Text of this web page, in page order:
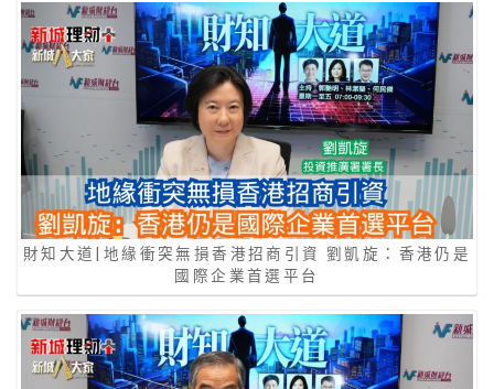
財知大道|地緣衝突無損香港招商引資 劉凱旋：香港仍是
國際企業首選平台